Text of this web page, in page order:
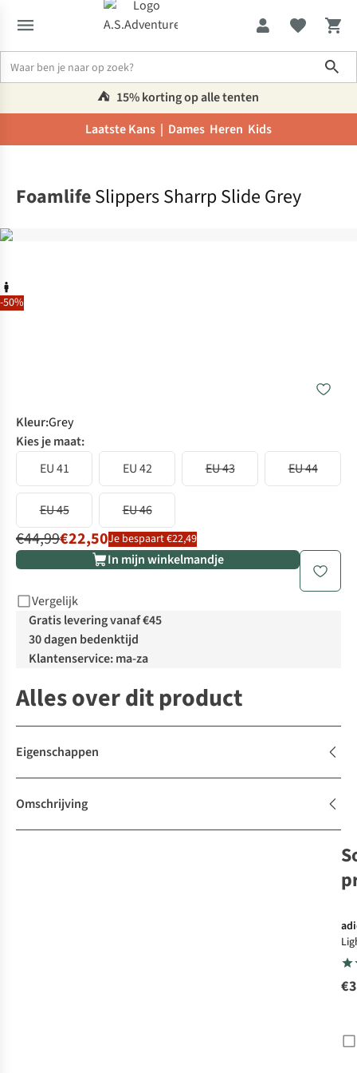
⛺️ 15% korting op alle tenten
Laatste Kans | Dames Heren Kids
-50%
FoamlifeSlippers Sharrp Slide Grey
Kleur:Grey
Kies je maat:
EU 41
EU 42 EU 43 EU 44
EU 45 EU 46
€44,99€22,50Je bespaart €22,49
In mijn winkelmandje
Vergelijk
Gratis levering vanaf €45
30 dagen bedenktijd
Klantenservice: ma-za
Alles over dit product
Eigenschappen
Omschrijving